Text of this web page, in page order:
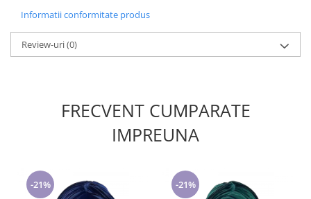
Informatii conformitate produs
Review-uri(0)
FRECVENT CUMPARATE
IMPREUNA
-21% -21%